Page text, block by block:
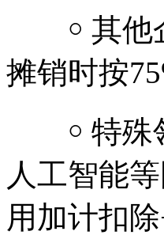
￮ 其他企
摊销时按
￮ 特殊领
人工智能
用加计扣